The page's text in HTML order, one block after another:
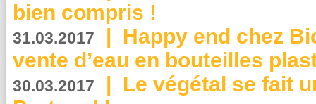
bien compris !
31.03.2017 | Happy end chez
vente d’eau en bouteilles
30.03.2017 | Le végétal se fait